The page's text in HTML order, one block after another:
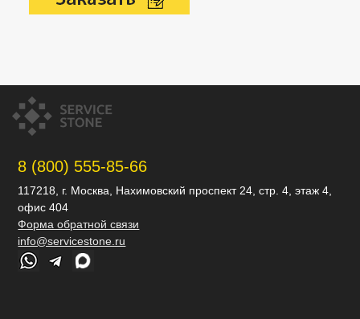
8 (800) 555-85-66
117218, г. Москва, Нахимовский проспект 24, стр. 4, этаж 4,
офис 404
Форма обратной связи
info@servicestone.ru